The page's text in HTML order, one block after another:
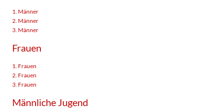
1. Männer
2. Männer
3. Männer
Frauen
1. Frauen
2. Frauen
3. Frauen
Männliche Jugend